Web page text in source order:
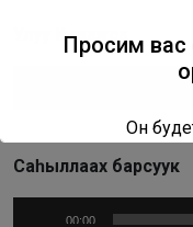
Улуу Кудаҥса
Саһыллаах барсуук
00:00
Просим вас
Он